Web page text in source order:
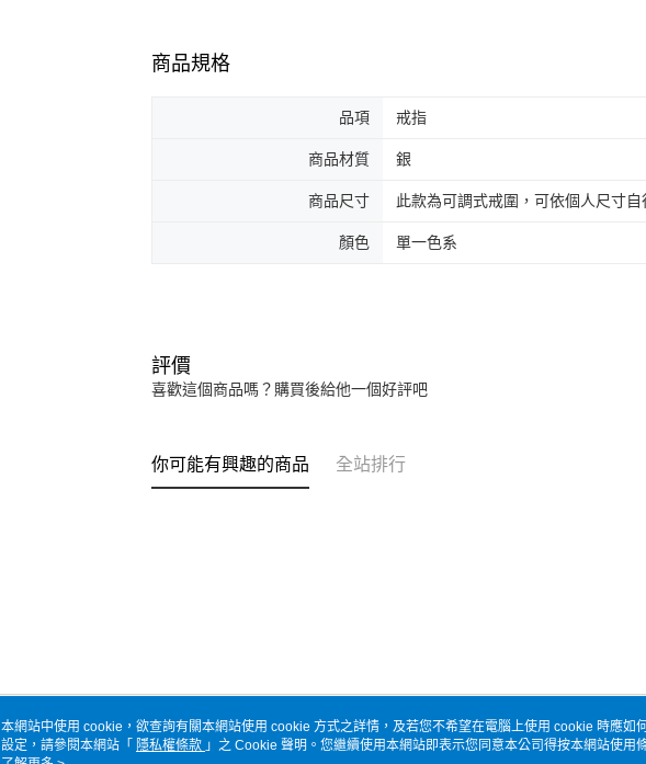
商品規格
品項 戒指
商品材質 銀
商品尺寸 此款為可調式戒圍，可依個人尺寸自
顏色 單一色系
評價
喜歡這個商品嗎？購買後給他一個好評吧
你可能有興趣的商品 全站排行
關於我們 客服資訊
本網站中使用 cookie，欲查詢有關本網站使用 cookie 方式之詳情，及若您不希望在電腦上使用 cookie 時應如
設定，請參閱本網站「 隱私權條款 」之 Cookie 聲明。您繼續使用本網站即表示您同意本公司得按本網站使用